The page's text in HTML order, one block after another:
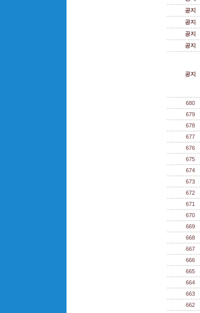
공지
공지
공지
공지
공지
680
679
678
677
676
675
674
673
672
671
670
669
668
667
666
665
664
663
662